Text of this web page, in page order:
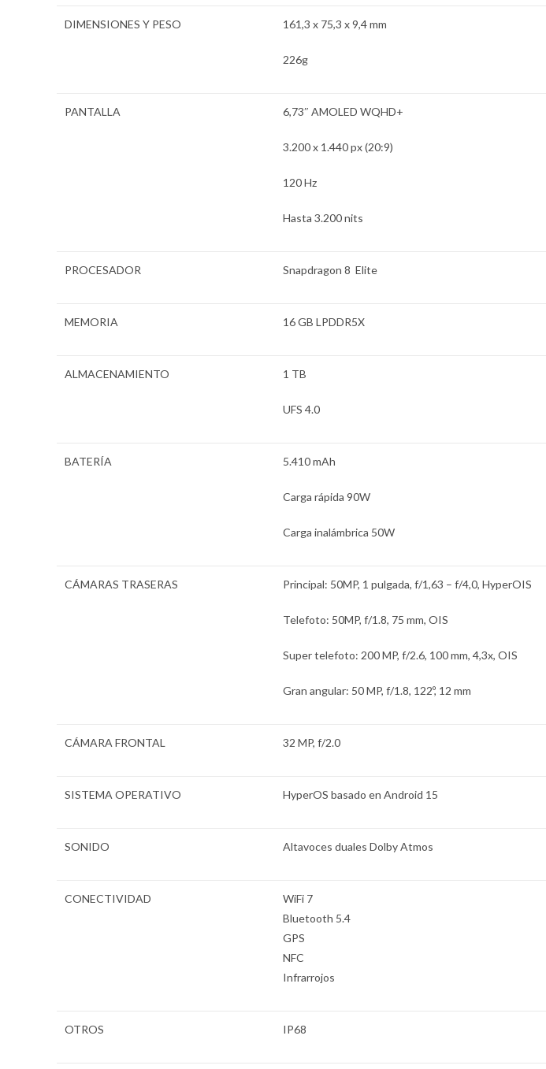
DIMENSIONES Y PESO 161,3 x 75,3 x 9,4 mm
226g
PANTALLA 6,73″ AMOLED WQHD+
3.200 x 1.440 px (20:9)
120 Hz
Hasta 3.200 nits
PROCESADOR Snapdragon 8 Elite
MEMORIA 16 GB LPDDR5X
ALMACENAMIENTO 1 TB
UFS 4.0
BATERÍA 5.410 mAh
Carga rápida 90W
Carga inalámbrica 50W
CÁMARAS TRASERAS Principal: 50MP, 1 pulgada, f/1,63 – f/4,0, HyperOIS
Telefoto: 50MP, f/1.8, 75 mm, OIS
Super telefoto: 200 MP, f/2.6, 100 mm, 4,3x, OIS
Gran angular: 50 MP, f/1.8, 122º, 12 mm
CÁMARA FRONTAL 32 MP, f/2.0
SISTEMA OPERATIVO HyperOS basado en Android 15
SONIDO Altavoces duales Dolby Atmos
CONECTIVIDAD
WiFi 7
Bluetooth 5.4
GPS
NFC
Infrarrojos
OTROS IP68